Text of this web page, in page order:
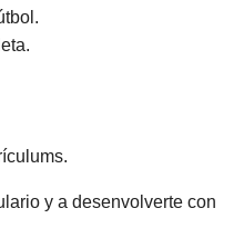
y a desenvolverte con